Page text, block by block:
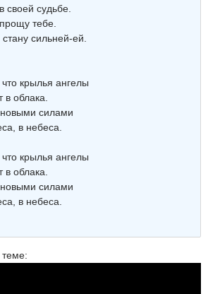
своей судьбе.
тебе.
сильней-ей.
крылья ангелы
в облака.
силами
в небеса.
крылья ангелы
в облака.
силами
в небеса.